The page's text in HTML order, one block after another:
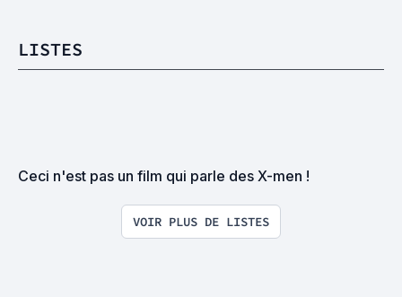
LISTES
Ceci n'est pas un film qui parle des X-men !
VOIR PLUS DE LISTES